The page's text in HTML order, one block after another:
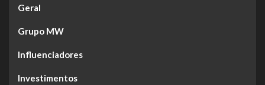
Geral
Grupo MW
Influenciadores
Investimentos